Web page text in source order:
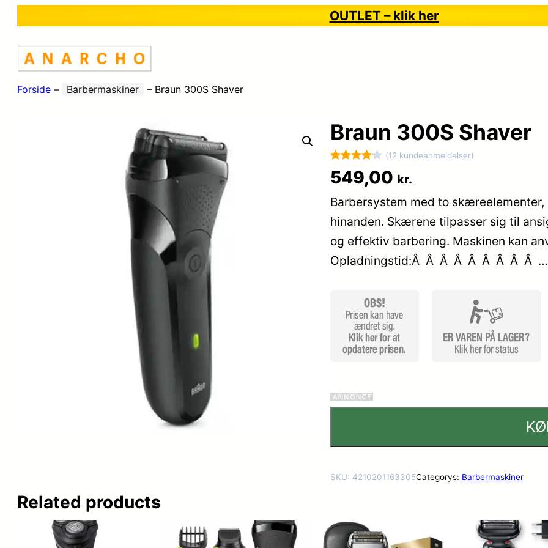
OUTLET – klik her
Forside – Barbermaskiner – Braun 300S Shaver
Braun 300S Shaver
Bedømt
som4.1
ud af 5
baseret
12
kundebed
ømmelse
(12 kundeanmeldelser)
549,00 kr.
Barbersystem med to
hinanden. Skærene tilpasser sig til
og effektiv barbering. Maskinen kan
Opladningstid:Â Â Â Â Â Â Â Â Â
SKU: 4210201163305Categorys: Barbermaskiner
Related products